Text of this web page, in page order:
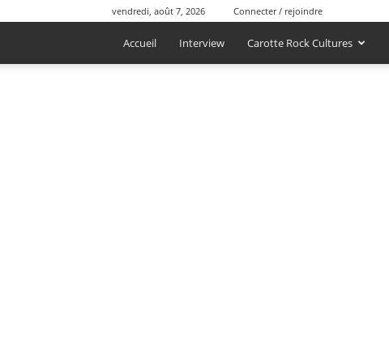
vendredi, août 7, 2026 Connecter / rejoindre
Accueil Interview Carotte Rock Cultures